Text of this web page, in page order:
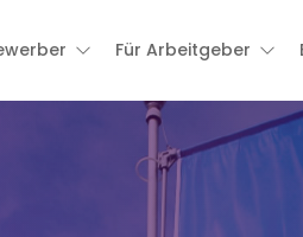
Für Arbeitgeber